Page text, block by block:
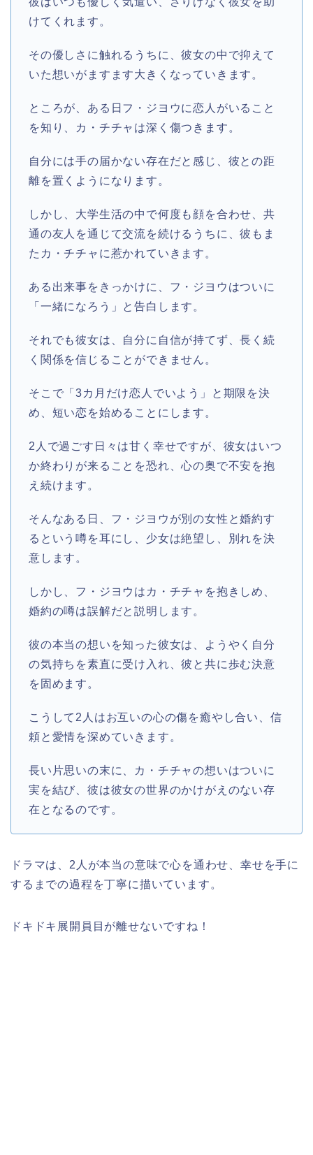
けてくれます。
その優しさに触れるうちに、彼女の中で抑えて
いた想いがますます大きくなっていきます。
ところが、ある日フ・ジヨウに恋人がいること
を知り、カ・チチャは深く傷つきます。
自分には手の届かない存在だと感じ、彼との距
離を置くようになります。
しかし、大学生活の中で何度も顔を合わせ、共
通の友人を通じて交流を続けるうちに、彼もま
たカ・チチャに惹かれていきます。
ある出来事をきっかけに、フ・ジヨウはついに
「一緒になろう」と告白します。
それでも彼女は、自分に自信が持てず、長く続
く関係を信じることができません。
そこで「3カ月だけ恋人でいよう」と期限を決
め、短い恋を始めることにします。
2人で過ごす日々は甘く幸せですが、彼女はいつ
か終わりが来ることを恐れ、心の奥で不安を抱
え続けます。
そんなある日、フ・ジヨウが別の女性と婚約す
るという噂を耳にし、少女は絶望し、別れを決
意します。
しかし、フ・ジヨウはカ・チチャを抱きしめ、
婚約の噂は誤解だと説明します。
彼の本当の想いを知った彼女は、ようやく自分
の気持ちを素直に受け入れ、彼と共に歩む決意
を固めます。
こうして2人はお互いの心の傷を癒やし合い、信
頼と愛情を深めていきます。
長い片思いの末に、カ・チチャの想いはついに
実を結び、彼は彼女の世界のかけがえのない存
在となるのです。
ドラマは、2人が本当の意味で心を通わせ、幸せを手に
するまでの過程を丁寧に描いています。
ドキドキ展開員目が離せないですね！